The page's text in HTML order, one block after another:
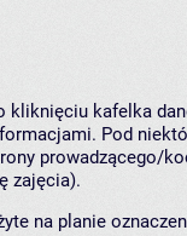
kliknięciu kafelka
Pod
prowadzącego/
zajęcia).
na planie